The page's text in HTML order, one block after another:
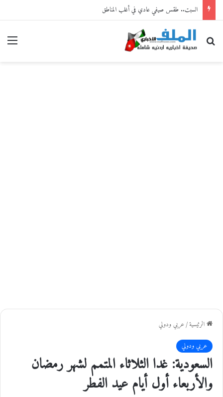
السبت.. طقس صيفي عادي في أغلب المناطق
بحث عن
الرئيسية/عربي ودولي
عربي ودولي
السعودية: غدا الثلاثاء المتمم لشهر رمضان
والأربعاء أول أيام عيد الفطر